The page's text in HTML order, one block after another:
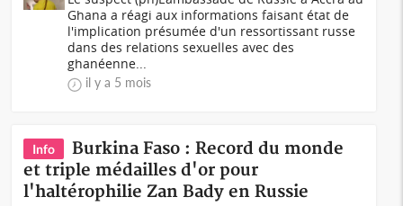
Ghana a réagi aux informations faisant état de
l'implication présumée d'un ressortissant russe
dans des relations sexuelles avec des
ghanéenne...
il y a 5 mois
Info
Burkina Faso : Record du monde
et triple médailles d'or pour
l'haltérophilie Zan Bady en Russie